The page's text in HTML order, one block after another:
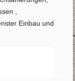
,
Einbau und